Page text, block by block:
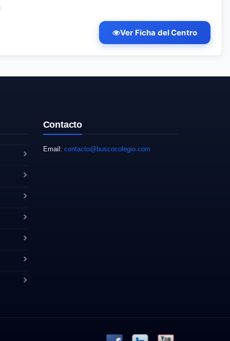
Ver Ficha del Centro
Contacto
Email: contacto@buscocolegio.com